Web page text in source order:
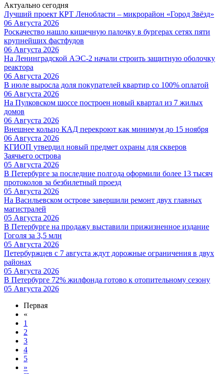
Актуально сегодня
Лучший проект КРТ Ленобласти – микрорайон «Город Звёзд»
06 Августа 2026
Роскачество нашло кишечную палочку в бургерах сетях пяти
крупнейших фастфудов
06 Августа 2026
На Ленинградской АЭС-2 начали строить защитную оболочку
реактора
06 Августа 2026
В июле выросла доля покупателей квартир со 100% оплатой
06 Августа 2026
На Пулковском шоссе построен новый квартал из 7 жилых
домов
06 Августа 2026
Внешнее кольцо КАД перекроют как минимум до 15 ноября
06 Августа 2026
КГИОП утвердил новый предмет охраны для скверов
Заячьего острова
05 Августа 2026
В Петербурге за последние полгода оформили более 13 тысяч
протоколов за безбилетный проезд
05 Августа 2026
На Васильевском острове завершили ремонт двух главных
магистралей
05 Августа 2026
В Петербурге на продажу выставили прижизненное издание
Гоголя за 3,5 млн
05 Августа 2026
Петербуржцев с 7 августа ждут дорожные ограничения в двух
районах
05 Августа 2026
В Петербурге 72% жилфонда готово к отопительному сезону
05 Августа 2026
Первая
«
1
2
3
4
5
»